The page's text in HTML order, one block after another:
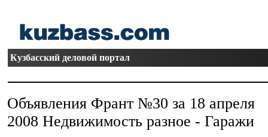
Кузбасский деловой портал
Объявления Франт №30 за 18 апреля
2008 Недвижимость разное - Гаражи